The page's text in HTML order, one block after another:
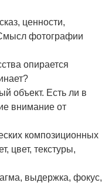
ценности,
фотографии
опирается
объект. Есть ли в
внимание от
композиционных
цвет, текстуры,
выдержка, фокус,